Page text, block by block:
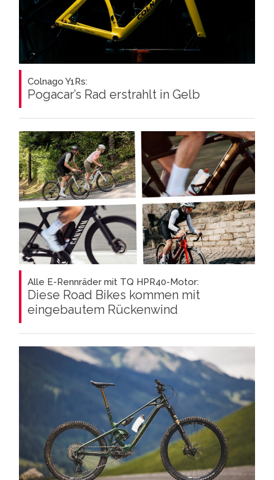
Colnago Y1Rs:
Pogacar’s Rad erstrahlt in Gelb
Alle E-Rennräder mit TQ HPR40-Motor:
Diese Road Bikes kommen mit
eingebautem Rückenwind